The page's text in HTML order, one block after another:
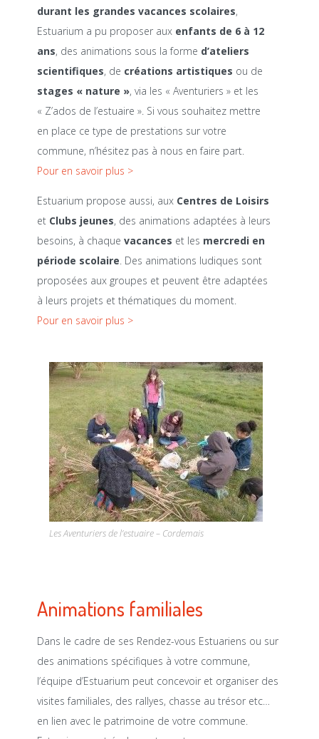
durant les grandes vacances scolaires,
Estuarium a pu proposer aux enfants de 6 à 12
ans, des animations sous la forme d’ateliers
scientifiques, de créations artistiques ou de
stages « nature », via les « Aventuriers » et les
« Z’ados de l’estuaire ». Si vous souhaitez mettre
en place ce type de prestations sur votre
commune, n’hésitez pas à nous en faire part.
Pour en savoir plus >
Estuarium propose aussi, aux Centres de Loisirs
et Clubs jeunes, des animations adaptées à leurs
besoins, à chaquevacances et les mercredi en
période scolaire. Des animations ludiques sont
proposées aux groupes et peuvent être adaptées
à leurs projets et thématiques du moment.
Pour en savoir plus >
Les Aventuriers de l’estuaire – Cordemais
Animations familiales
Dans le cadre de ses Rendez-vous Estuariens ou sur
des animations spécifiques à votre commune,
l’équipe d’Estuarium peut concevoir et organiser des
visites familiales, des rallyes, chasse au trésor etc…
en lien avec le patrimoine de votre commune.